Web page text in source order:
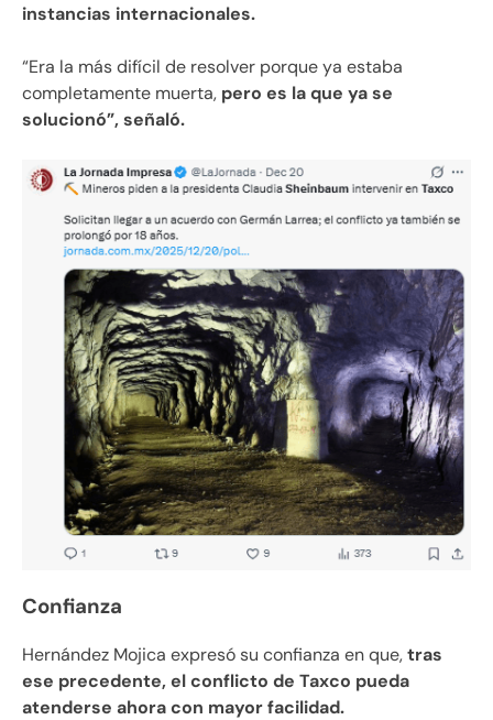
instancias internacionales.
“Era la más difícil de resolver porque ya estaba
completamente muerta, pero es la que ya se
solucionó”, señaló.
Confianza
Hernández Mojica expresó su confianza en que,tras
ese precedente, el conflicto de Taxco pueda
atenderse ahora con mayor facilidad.